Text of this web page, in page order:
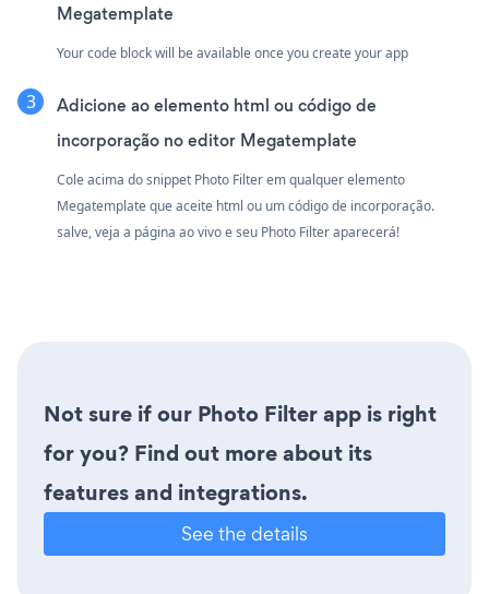
Megatemplate
Your code block will be available once you create your app
Adicione ao elemento html ou código de
incorporação no editor Megatemplate
Cole acima do snippet Photo Filter em qualquer elemento
Megatemplate que aceite html ou um código de incorporação.
salve, veja a página ao vivo e seu Photo Filter aparecerá!
Not sure if our Photo Filter app is right
for you? Find out more about its
features and integrations.
See the details